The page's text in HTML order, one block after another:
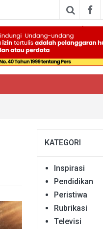
KATEGORI
Inspirasi
Pendidikan
Peristiwa
Rubrikasi
Televisi